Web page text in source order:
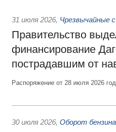
31 июля 2026, Чрезвычайные
Правительство
финансирование
пострадавшим от
Распоряжение от 28 июля 2026
30 июля 2026, Оборот